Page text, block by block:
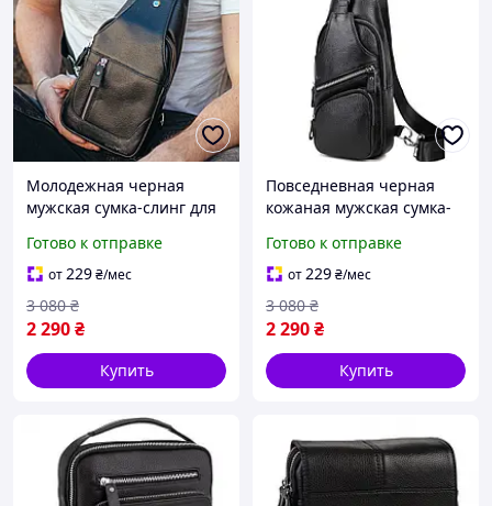
Молодежная черная
мужская сумка-слинг для
рюкзак на одно плечо из
натуральной кожи
Готово к отправке
от229₴/мес
2 290₴
3 080 ₴
Купить
Повседневная черная
кожаная мужская сумка-
документов удобный
рюкзак на одно плечо
Готово к отправке
от229₴/мес
2 290₴
3 080 ₴
Купить